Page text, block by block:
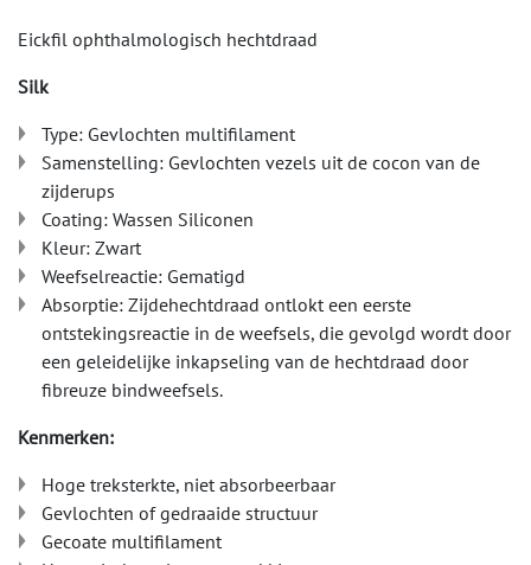
Eickfil ophthalmologisch hechtdraad
Silk
Type: Gevlochten multifilament
Samenstelling: Gevlochten vezels uit de cocon van de
zijderups
Coating: Wassen Siliconen
Kleur: Zwart
Weefselreactie: Gematigd
Absorptie: Zijdehechtdraad ontlokt een eerste
ontstekingsreactie in de weefsels, die gevolgd wordt door
een geleidelijke inkapseling van de hechtdraad door
fibreuze bindweefsels.
Kenmerken:
Hoge treksterkte, niet absorbeerbaar
Gevlochten of gedraaide structuur
Gecoate multifilament